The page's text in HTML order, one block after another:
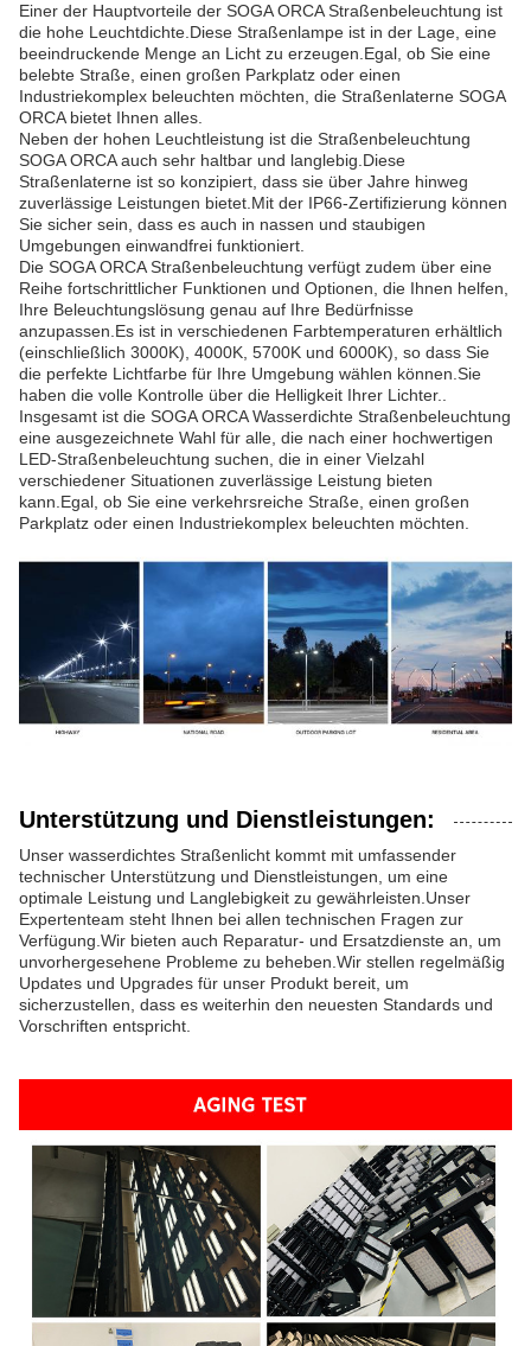
Einer der Hauptvorteile der SOGA ORCA Straßenbeleuchtung ist
die hohe Leuchtdichte.Diese Straßenlampe ist in der Lage, eine
beeindruckende Menge an Licht zu erzeugen.Egal, ob Sie eine
belebte Straße, einen großen Parkplatz oder einen
Industriekomplex beleuchten möchten, die Straßenlaterne SOGA
ORCA bietet Ihnen alles.
Neben der hohen Leuchtleistung ist die Straßenbeleuchtung
SOGA ORCA auch sehr haltbar und langlebig.Diese
Straßenlaterne ist so konzipiert, dass sie über Jahre hinweg
zuverlässige Leistungen bietet.Mit der IP66-Zertifizierung können
Sie sicher sein, dass es auch in nassen und staubigen
Umgebungen einwandfrei funktioniert.
Die SOGA ORCA Straßenbeleuchtung verfügt zudem über eine
Reihe fortschrittlicher Funktionen und Optionen, die Ihnen helfen,
Ihre Beleuchtungslösung genau auf Ihre Bedürfnisse
anzupassen.Es ist in verschiedenen Farbtemperaturen erhältlich
(einschließlich 3000K), 4000K, 5700K und 6000K), so dass Sie
die perfekte Lichtfarbe für Ihre Umgebung wählen können.Sie
haben die volle Kontrolle über die Helligkeit Ihrer Lichter..
Insgesamt ist die SOGA ORCA Wasserdichte Straßenbeleuchtung
eine ausgezeichnete Wahl für alle, die nach einer hochwertigen
LED-Straßenbeleuchtung suchen, die in einer Vielzahl
verschiedener Situationen zuverlässige Leistung bieten
kann.Egal, ob Sie eine verkehrsreiche Straße, einen großen
Parkplatz oder einen Industriekomplex beleuchten möchten.
Unterstützung und Dienstleistungen:
Unser wasserdichtes Straßenlicht kommt mit umfassender
technischer Unterstützung und Dienstleistungen, um eine
optimale Leistung und Langlebigkeit zu gewährleisten.Unser
Expertenteam steht Ihnen bei allen technischen Fragen zur
Verfügung.Wir bieten auch Reparatur- und Ersatzdienste an, um
unvorhergesehene Probleme zu beheben.Wir stellen regelmäßig
Updates und Upgrades für unser Produkt bereit, um
sicherzustellen, dass es weiterhin den neuesten Standards und
Vorschriften entspricht.